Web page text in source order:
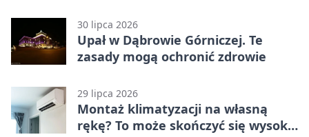
30 lipca 2026
Upał w Dąbrowie Górniczej. Te
zasady mogą ochronić zdrowie
29 lipca 2026
Montaż klimatyzacji na własną
rękę? To może skończyć się wysoką